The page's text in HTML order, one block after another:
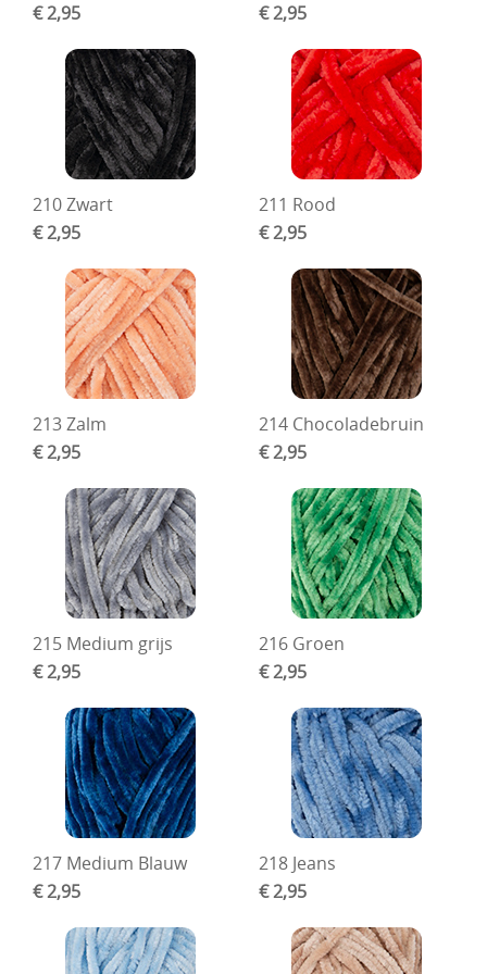
€ 2,95
€ 2,95
210 Zwart
€ 2,95
211 Rood
€ 2,95
213 Zalm
€ 2,95
214 Chocoladebruin
€ 2,95
215 Medium grijs
€ 2,95
216 Groen
€ 2,95
217 Medium Blauw
€ 2,95
218 Jeans
€ 2,95